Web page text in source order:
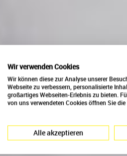
Schweizer Kalk
Perfektion
Schweizer Kies
Kompetenz
Wir verwenden Cookies
Wir können diese zur Analyse unserer
Webseite zu verbessern, personalisierte
großartiges Webseiten-Erlebnis zu bieten.
von uns verwendeten Cookies öffnen Sie die
Alle akzeptieren